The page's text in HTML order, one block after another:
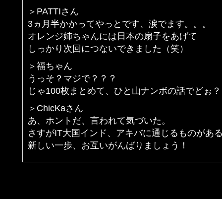
＞PATTIさん
3ヵ月半かかってやっとです、涙でます。。。
オレンジ姉ちゃんには日本の扇子をあげて
しっかり次回につないできました（笑）
＞福ちゃん
うっそ？マジで？？？
じゃ100枚まとめて、ひと山ナンボの話でどぉ
＞ChicKaさん
あ、ホントだ、言われて気づいた。
さすがIT大国インド、アキバに通じるものがあ
新しい一歩、お互いがんばりましょう！